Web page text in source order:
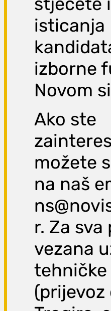
isticanja
izborne
Novom
Ako ste
možete
na naš
r. Za
vezana
(prijevoz